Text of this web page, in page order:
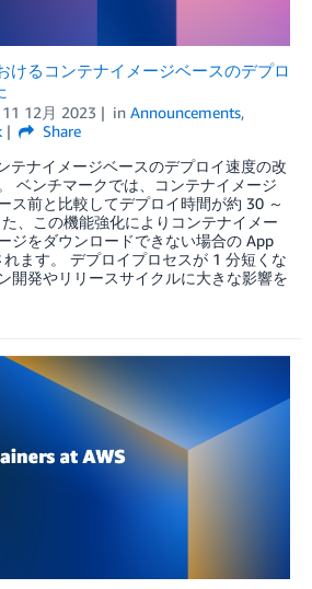
けるコンテナイメージベースのデプロ
11 12月 2023 in Announcements,
Share
テナイメージベースのデプロイ速度の改
ベンチマークでは、コンテナイメージ
ス前と比較してデプロイ時間が約 30 ～
、この機能強化によりコンテナイメー
ジをダウンロードできない場合の App
ます。 デプロイプロセスが 1 分短くな
開発やリリースサイクルに大きな影響を